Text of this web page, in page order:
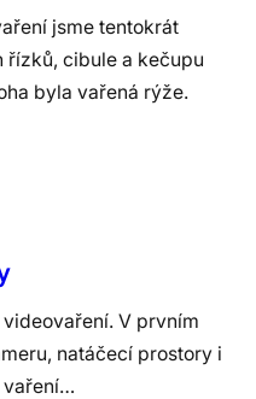
jsme tentokrát
cibule a kečupu
byla vařená rýže.
V prvním
natáčecí prostory i
vaření…